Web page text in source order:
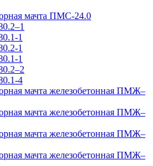
мачта ПМС-24.0
1
1
1
4
мачта железобетонная ПМЖ–
мачта железобетонная ПМЖ–
мачта железобетонная ПМЖ–
мачта железобетонная ПМЖ–